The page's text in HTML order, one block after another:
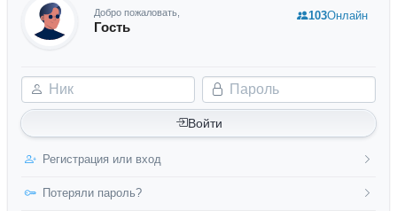
Добро пожаловать,
Гость
Ник Пароль
Войти
Регистрация или вход
Потеряли пароль?
103Онлайн